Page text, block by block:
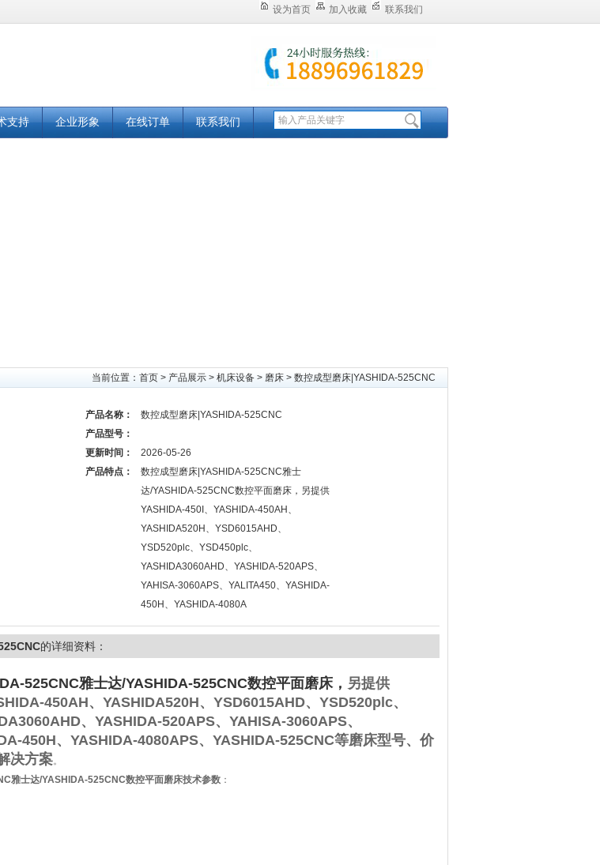
设为首页 加入收藏 联系我们
支持 企业形象 在线订单 联系我们
当前位置： 首页 > 产品展示 > 机床设备 > 磨床 > 数控成型磨床|YASHIDA-525CNC
产品名称：
数控成型磨床|YASHIDA-525CNC
产品型号：
更新时间：
2026-05-26
产品特点：
数控成型磨床|YASHIDA-525CNC雅士
达/YASHIDA-525CNC数控平面磨床，另提供
YASHIDA-450I、YASHIDA-450AH、
YASHIDA520H、YSD6015AHD、
YSD520plc、YSD450plc、
YASHIDA3060AHD、YASHIDA-520APS、
YAHISA-3060APS、YALITA450、YASHIDA-
450H、YASHIDA-4080A
的详细资料：
525CNC雅士达/YASHIDA-525CNC数控平面磨床， 另提供
450AH、YASHIDA520H、YSD6015AHD、YSD520plc、
、YASHIDA-520APS、YAHISA-3060APS、
450H、YASHIDA-4080APS、YASHIDA-525CNC等磨床型号、价
决方案。
雅士达/YASHIDA-525CNC数控平面磨床技术参数 ：